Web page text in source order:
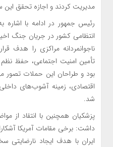
مدیریت کردند و اجازه تحقق این
رئیس جمهور در ادامه با اشاره
انتظامی کشور در جریان جنگ
ناجوانمردانه مراکزی را هدف
تأمین امنیت اجتماعی، حفظ نظم
بود و طراحان این حملات تصور
اقتصادی، زمینه آشوب‌های
شد.
پزشکیان همچنین با انتقاد از
داشت: برخی مقامات آمریکا
ایران با هدف ایجاد